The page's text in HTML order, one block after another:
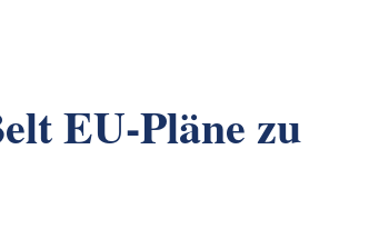
EU-Pläne zu